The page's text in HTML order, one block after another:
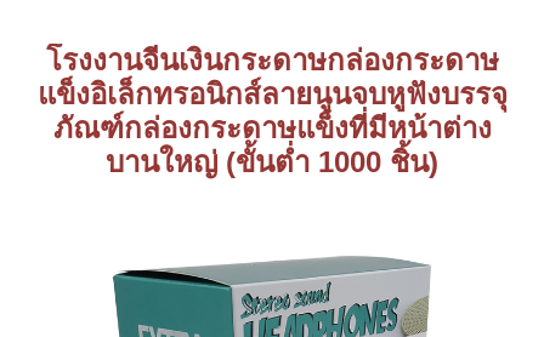
โรงงานจีนเงินกระดาษกล่องกระดาษ
แข็งอิเล็กทรอนิกส์ลายนูนจบหูฟังบรรจุ
ภัณฑ์กล่องกระดาษแข็งที่มีหน้าต่าง
บานใหญ่ (ขั้นต่ำ 1000 ชิ้น)